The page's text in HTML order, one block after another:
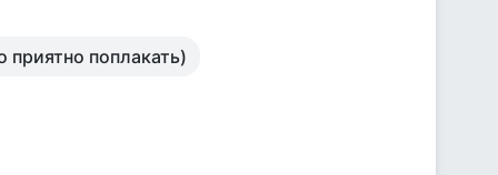
поплакать)